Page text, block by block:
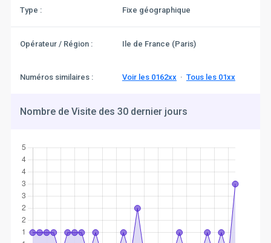
Type : Fixe géographique
Opérateur / Région : Ile de France (Paris)
Numéros similaires : Voir les 0162xx· Tous les 01xx
Nombre de Visite des 30 dernier jours